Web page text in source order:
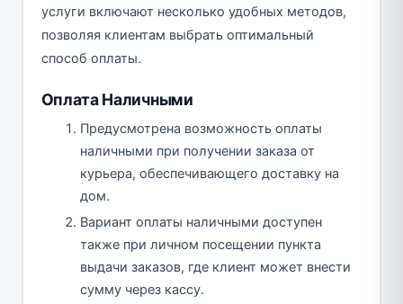
услуги включают несколько удобных методов,
позволяя клиентам выбрать оптимальный
способ оплаты.
Оплата Наличными
Предусмотрена возможность оплаты
наличными при получении заказа от
курьера, обеспечивающего доставку на
дом.
Вариант оплаты наличными доступен
также при личном посещении пункта
выдачи заказов, где клиент может внести
сумму через кассу.